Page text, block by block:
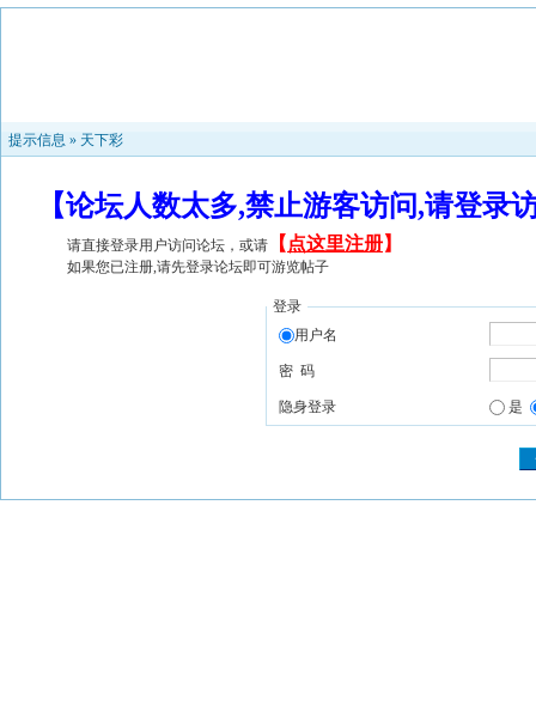
提示信息 » 天下彩
【论坛人数太多,禁止游客访问,请登
请直接登录用户访问论坛，或请 【 点这里注册】
如果您已注册,请先登录论坛即可游览帖子
登录
用户名
密 码
隐身登录 是